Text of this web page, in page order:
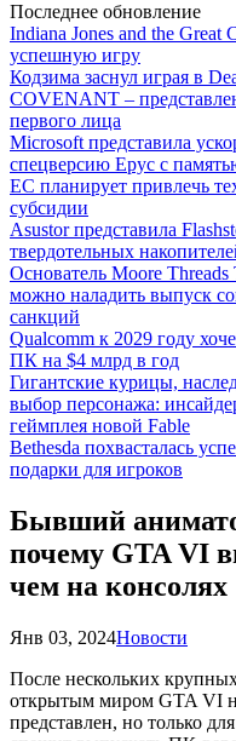
Последнее обновление
Indiana Jones and the
успешную игру
Кодзима заснул играя в
COVENANT –
первого лица
Microsoft представила
спецверсию Epyc с
ЕС планирует привлечь
субсидии
Asustor представила
твердотельных
Основатель Moore
можно наладить выпуск
санкций
Qualcomm к 2029 году
ПК на $4 млрд в год
Гигантские курицы,
выбор персонажа:
геймплея новой Fable
Bethesda похвасталась
подарки для игроков
Бывший
почему GTA VI
чем на консолях
Янв 03, 2024Новости
После нескольких
открытым миром GTA VI
представлен, но только